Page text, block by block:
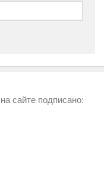
сайте подписано: